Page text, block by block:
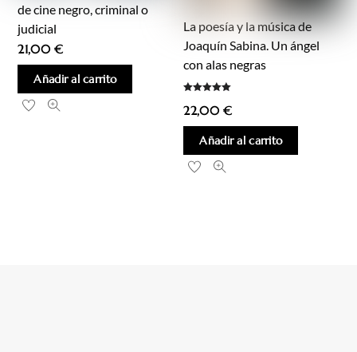
de cine negro, criminal o
judicial
21,00€
Añadir al carrito
La poesía y la música de
Joaquín Sabina. Un ángel
con alas negras
con
5.00
de 5
22,00€
Añadir al carrito